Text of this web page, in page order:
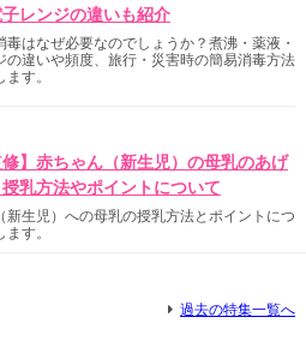
レンジの違いも紹介
毒はなぜ必要なのでしょうか？煮沸・薬液・
の違いや頻度、旅行・災害時の簡易消毒方法
す。
修】赤ちゃん（新生児）の母乳のあげ
乳方法やポイントについて
新生児）への母乳の授乳方法とポイントにつ
す。
過去の特集一覧へ